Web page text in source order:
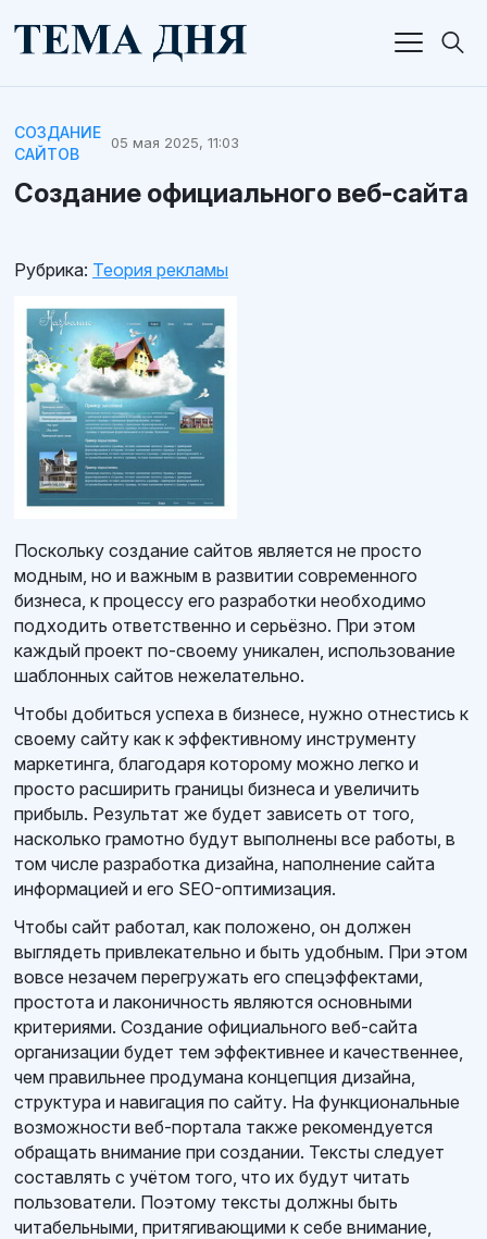
СОЗДАНИЕ
САЙТОВ
05 мая 2025, 11:03
Создание официального веб-сайта
Рубрика: Теория рекламы
Поскольку создание сайтов является не просто
модным, но и важным в развитии современного
бизнеса, к процессу его разработки необходимо
подходить ответственно и серьёзно. При этом
каждый проект по-своему уникален, использование
шаблонных сайтов нежелательно.
Чтобы добиться успеха в бизнесе, нужно отнестись к
своему сайту как к эффективному инструменту
маркетинга, благодаря которому можно легко и
просто расширить границы бизнеса и увеличить
прибыль. Результат же будет зависеть от того,
насколько грамотно будут выполнены все работы, в
том числе разработка дизайна, наполнение сайта
информацией и его SEO-оптимизация.
Чтобы сайт работал, как положено, он должен
выглядеть привлекательно и быть удобным. При этом
вовсе незачем перегружать его спецэффектами,
простота и лаконичность являются основными
критериями. Создание официального веб-сайта
организации будет тем эффективнее и качественнее,
чем правильнее продумана концепция дизайна,
структура и навигация по сайту. На функциональные
возможности веб-портала также рекомендуется
обращать внимание при создании. Тексты следует
составлять с учётом того, что их будут читать
пользователи. Поэтому тексты должны быть
читабельными, притягивающими к себе внимание,